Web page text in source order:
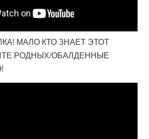
МАЛО КТО ЗНАЕТ ЭТОТ
РОДНЫХ/ОБАЛДЕННЫЕ